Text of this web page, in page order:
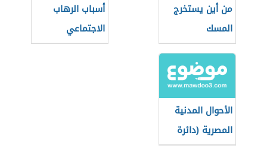
من أين يستخرج
المسك
أسباب الرهاب
الاجتماعي
الأحوال المدنية
المصرية (دائرة
حكومية)